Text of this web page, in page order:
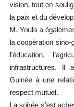
vision, tout en
la paix et du
M. Youla a
la coopération
l’éducation,
infrastructures. Il
Guinée à une
respect mutuel.
La soirée s’est